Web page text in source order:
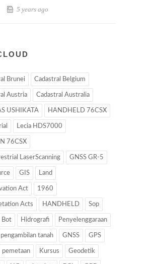
5 years ago
Brunei Cadastral Belgium
Austria Cadastral Australia
USHIKATA HANDHELD 76CSX
Lecia HDS7000
76CSX
LaserScanning GNSS GR-5
GIS Land
Act 1960
Acts HANDHELD Sop
Bot Hidrografi Penyelenggaraan
pengambilan tanah GNSS GPS
pemetaan Kursus Geodetik